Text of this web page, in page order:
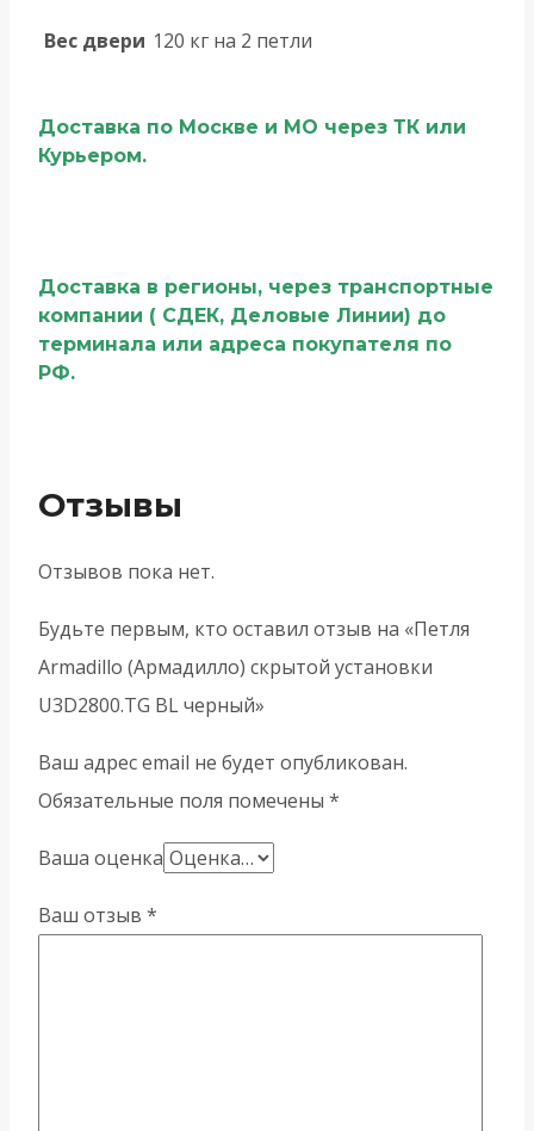
Вес двери 120 кг на 2 петли
Доставка по Москве и МО через ТК или
Курьером.
Доставка в регионы, через транспортные
компании ( СДЕК, Деловые Линии) до
терминала или адреса покупателя по
РФ.
Отзывы
Отзывов пока нет.
Будьте первым, кто оставил отзыв на «Петля
Armadillo (Армадилло) скрытой установки
U3D2800.TG BL черный»
Ваш адрес email не будет опубликован.
Обязательные поля помечены *
Ваша оценка
Ваш отзыв *